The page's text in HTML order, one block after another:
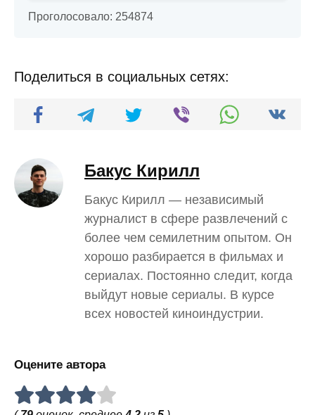
Проголосовало: 254874
Поделиться в социальных сетях:
Бакус Кирилл
Бакус Кирилл — независимый
журналист в сфере развлечений с
более чем семилетним опытом. Он
хорошо разбирается в фильмах и
сериалах. Постоянно следит, когда
выйдут новые сериалы. В курсе
всех новостей киноиндустрии.
Оцените автора